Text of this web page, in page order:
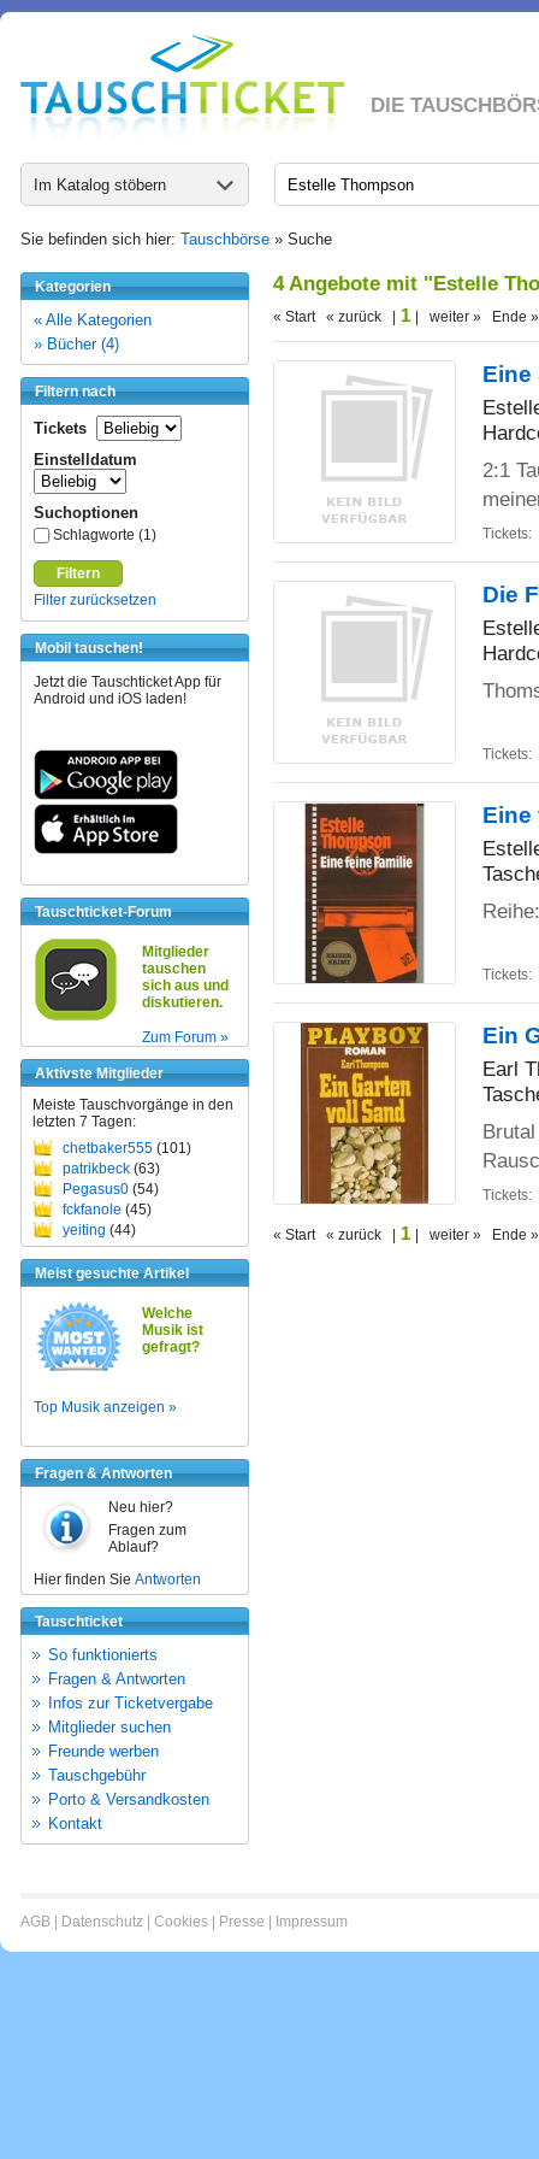
DIE
Im Katalog stöbern
Sie befinden sich hier: Tauschbörse » Suche
Kategorien
« Alle Kategorien
» Bücher (4)
Filtern nach
Tickets
Einstelldatum
Suchoptionen
Schlagworte (1)
Filtern
Filter zurücksetzen
Mobil tauschen!
Jetzt die Tauschticket App für
Android und iOS laden!
Tauschticket-Forum
Mitglieder
tauschen
sich aus und
diskutieren.
Zum Forum »
Aktivste Mitglieder
Meiste Tauschvorgänge in den
letzten 7 Tagen:
chetbaker555 (101)
patrikbeck (63)
Pegasus0 (54)
fckfanole (45)
yeiting (44)
Meist gesuchte Artikel
Welche
Musik ist
gefragt?
Top Musik anzeigen »
Fragen & Antworten
Neu hier?
Fragen zum
Ablauf?
Hier finden Sie Antworten
Tauschticket
So funktionierts
Fragen & Antworten
Infos zur Ticketvergabe
Mitglieder suchen
Freunde werben
Tauschgebühr
Porto & Versandkosten
Kontakt
4 Angebote mit "Estelle
« Start « zurück | 1 | weiter » Ende »
Eine
2:1
Tickets:
Die
Tickets:
Eine
Tickets:
Ein
Earl
Tickets:
« Start « zurück | 1 | weiter » Ende »
AGB Datenschutz Cookies Presse Impressum